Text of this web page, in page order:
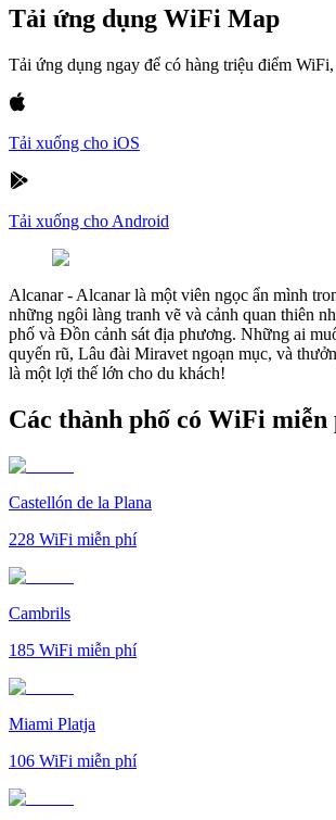
Tải ứng dụng WiFi Map
Tải ứng dụng ngay để có hàng triệu điểm
Tải xuống cho iOS
Tải xuống cho Android
Alcanar- Alcanar là một viên ngọc ẩn mình
những ngôi làng tranh vẽ và cảnh quan thiên
phố và Đồn cảnh sát địa phương. Những ai
quyến rũ, Lâu đài Miravet ngoạn mục, và
là một lợi thế lớn cho du khách!
Các thành phố có WiFi
Castellón de la Plana
228 WiFi miễn phí
Cambrils
185 WiFi miễn phí
Miami Platja
106 WiFi miễn phí